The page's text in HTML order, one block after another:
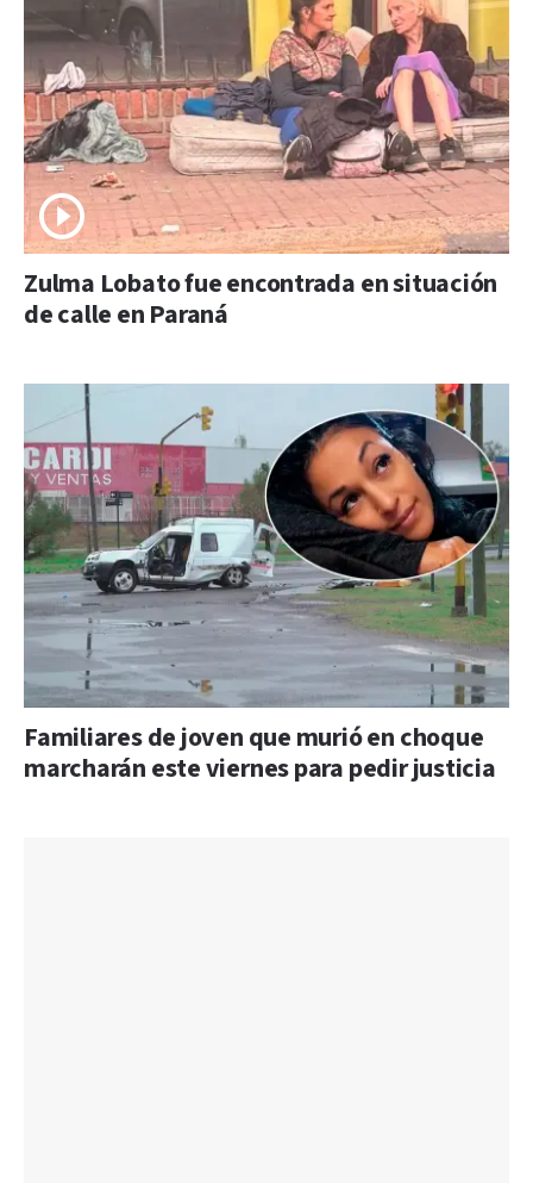
Zulma Lobato fue encontrada en situación
de calle en Paraná
Familiares de joven que murió en choque
marcharán este viernes para pedir justicia